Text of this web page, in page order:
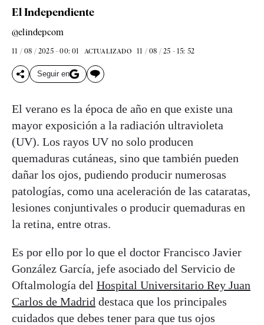
El Independiente
@elindepcom
11 / 08 / 2025 - 00: 01 ACTUALIZADO 11 / 08 / 25 - 15: 52
Seguir en
El verano es la época de año en que existe una
mayor exposición a la radiación ultravioleta
(UV). Los rayos UV no solo producen
quemaduras cutáneas, sino que también pueden
dañar los ojos, pudiendo producir numerosas
patologías, como una aceleración de las cataratas,
lesiones conjuntivales o producir quemaduras en
la retina, entre otras.
Es por ello por lo que el doctor Francisco Javier
González García, jefe asociado del Servicio de
Oftalmología del Hospital Universitario Rey Juan
Carlos de Madrid destaca que los principales
cuidados que debes tener para que tus ojos